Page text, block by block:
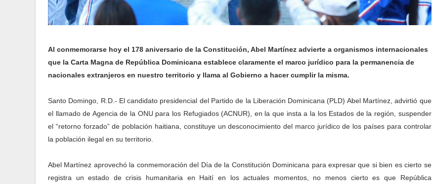
Al conmemorarse hoy el 178 aniversario de la Constitución, Abel Martínez advierte a organismos internacionales
que la Carta Magna de República Dominicana establece claramente el marco jurídico para la permanencia de
nacionales extranjeros en nuestro territorio y llama al Gobierno a hacer cumplir la misma.
Santo Domingo, R.D.- El candidato presidencial del Partido de la Liberación Dominicana (PLD) Abel Martínez, advirtió que
el llamado de Agencia de la ONU para los Refugiados (ACNUR), en la que insta a la los Estados de la región, suspender
el “retorno forzado” de población haitiana, constituye un desconocimiento del marco jurídico de los países para controlar
la población ilegal en su territorio.
Abel Martínez aprovechó la conmemoración del Día de la Constitución Dominicana para expresar que si bien es cierto se
registra un estado de crisis humanitaria en Haití en los actuales momentos, no menos cierto es que República